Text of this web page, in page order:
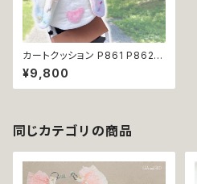
カートクッション P861 P862 P
863 カートサポート ペットスト
ローラー 犬 猫 ペット かわいい
おしゃれ 返品交換不可
¥9,800
同じカテゴリの商品